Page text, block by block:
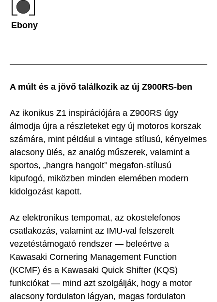
A múlt és a jövő találkozik az új Z900RS-ben
Az ikonikus Z1 inspirációjára a Z900RS úgy
álmodja újra a részleteket egy új motoros korszak
számára, mint például a vintage stílusú, kényelmes
alacsony ülés, az analóg műszerek, valamint a
sportos, „hangra hangolt” megafon-stílusú
kipufogó, miközben minden elemében modern
kidolgozást kapott.
Az elektronikus tempomat, az okostelefonos
csatlakozás, valamint az IMU-val felszerelt
vezetéstámogató rendszer — beleértve a
Kawasaki Cornering Management Function
(KCMF) és a Kawasaki Quick Shifter (KQS)
funkciókat — mind azt szolgálják, hogy a motor
alacsony fordulaton lágyan, magas fordulaton
Ebony